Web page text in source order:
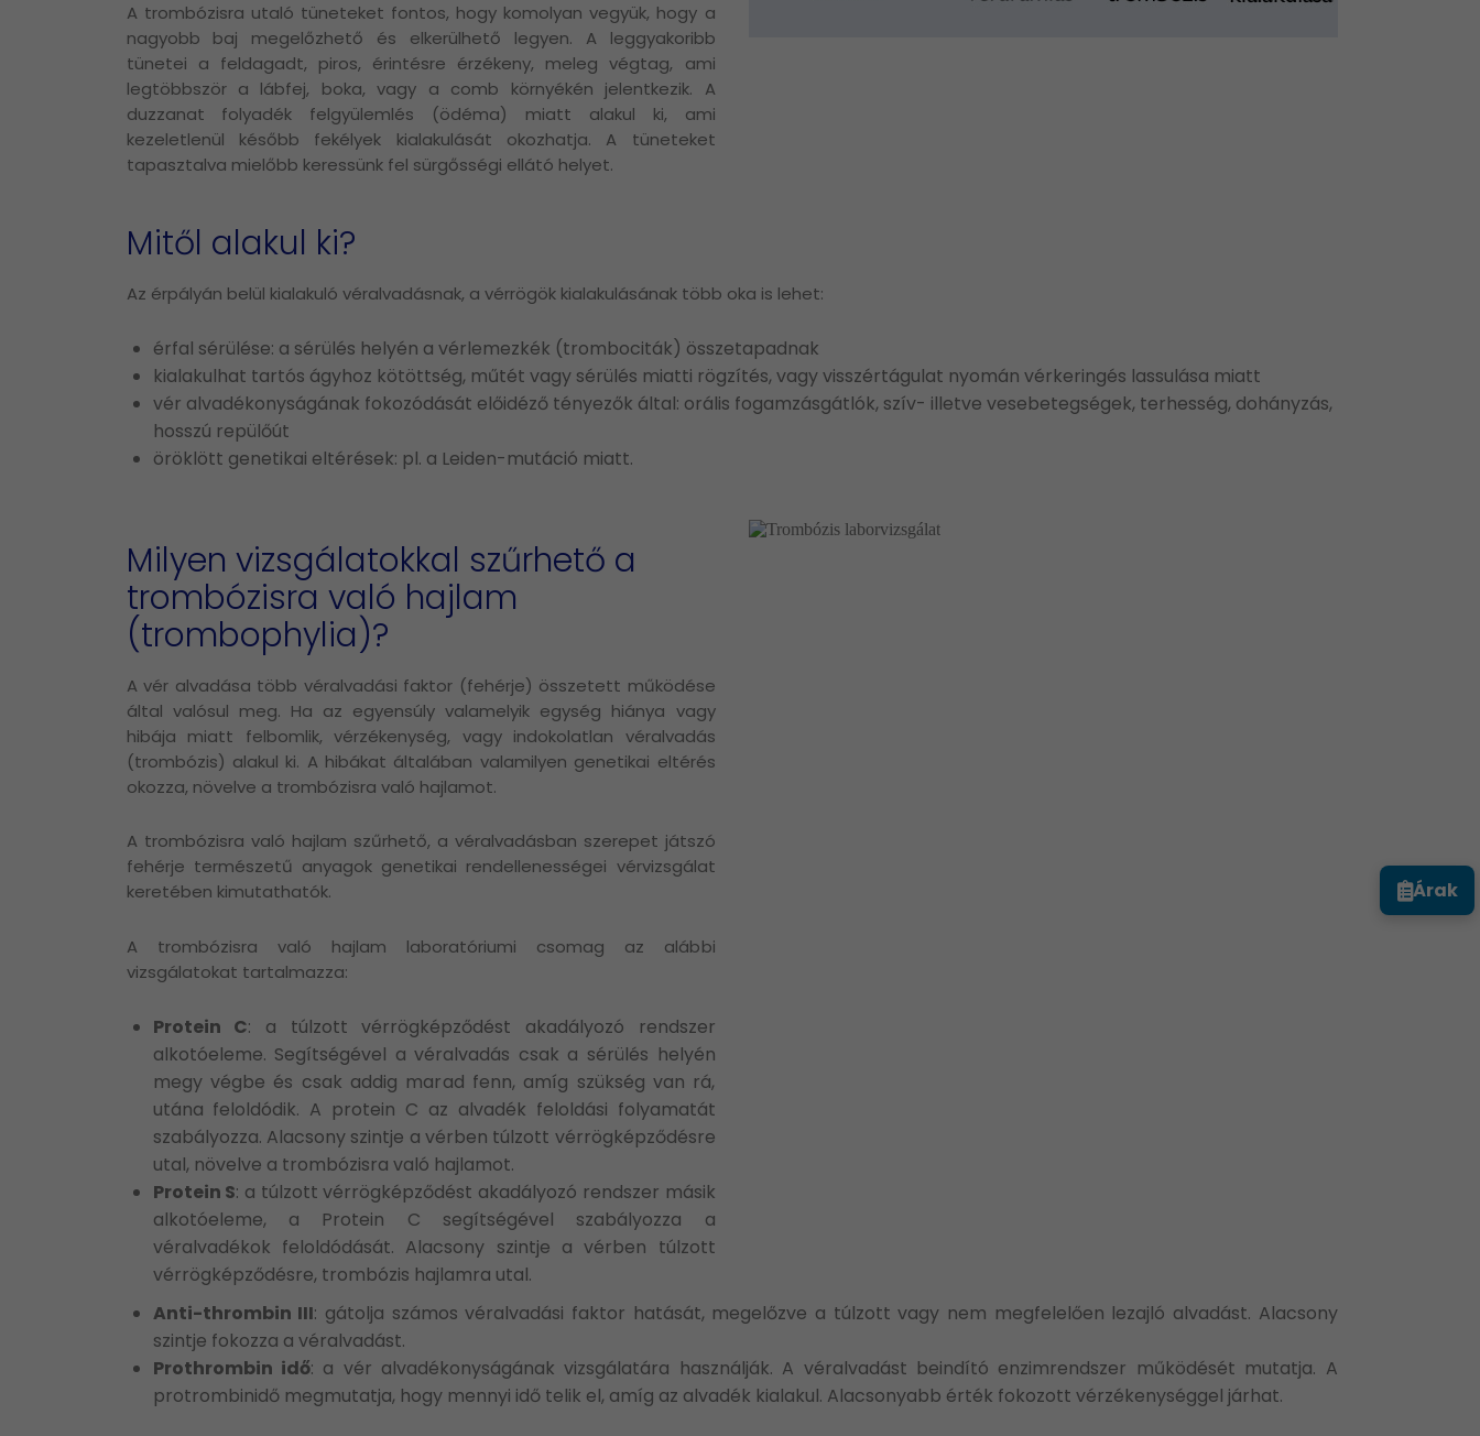
A trombózisra utaló tüneteket fontos, hogy komolyan vegyük, hogy a
nagyobb baj megelőzhető és elkerülhető legyen. A leggyakoribb
tünetei a feldagadt, piros, érintésre érzékeny, meleg végtag, ami
legtöbbször a lábfej, boka, vagy a comb környékén jelentkezik. A
duzzanat folyadék felgyülemlés (ödéma) miatt alakul ki, ami
kezeletlenül később fekélyek kialakulását okozhatja. A tüneteket
tapasztalva mielőbb keressünk fel sürgősségi ellátó helyet.
Mitől alakul ki?
Az érpályán belül kialakuló véralvadásnak, a vérrögök kialakulásának több oka is lehet:
érfal sérülése: a sérülés helyén a vérlemezkék (trombociták) összetapadnak
kialakulhat tartós ágyhoz kötöttség, műtét vagy sérülés miatti rögzítés, vagy visszértágulat nyomán vérkeringés lassulása miatt
vér alvadékonyságának fokozódását előidéző tényezők által: orális fogamzásgátlók, szív- illetve vesebetegségek, terhesség, dohányzás,
hosszú repülőút
öröklött genetikai eltérések: pl. a Leiden-mutáció miatt.
Milyen vizsgálatokkal szűrhető a
trombózisra való hajlam
(trombophylia)?
A vér alvadása több véralvadási faktor (fehérje) összetett működése
által valósul meg. Ha az egyensúly valamelyik egység hiánya vagy
hibája miatt felbomlik, vérzékenység, vagy indokolatlan véralvadás
(trombózis) alakul ki. A hibákat általában valamilyen genetikai eltérés
okozza, növelve a trombózisra való hajlamot.
A trombózisra való hajlam szűrhető, a véralvadásban szerepet játszó
fehérje természetű anyagok genetikai rendellenességei vérvizsgálat
keretében kimutathatók.
A trombózisra való hajlam laboratóriumi csomag az alábbi
vizsgálatokat tartalmazza:
Protein C: a túlzott vérrögképződést akadályozó rendszer
alkotóeleme. Segítségével a véralvadás csak a sérülés helyén
megy végbe és csak addig marad fenn, amíg szükség van rá,
utána feloldódik. A protein C az alvadék feloldási folyamatát
szabályozza. Alacsony szintje a vérben túlzott vérrögképződésre
utal, növelve a trombózisra való hajlamot.
Protein S: a túlzott vérrögképződést akadályozó rendszer másik
alkotóeleme, a Protein C segítségével szabályozza a
véralvadékok feloldódását. Alacsony szintje a vérben túlzott
vérrögképződésre, trombózis hajlamra utal.
Anti-thrombin III: gátolja számos véralvadási faktor hatását, megelőzve a túlzott vagy nem megfelelően lezajló alvadást. Alacsony
szintje fokozza a véralvadást.
Prothrombin idő: a vér alvadékonyságának vizsgálatára használják. A véralvadást beindító enzimrendszer működését mutatja. A
protrombinidő megmutatja, hogy mennyi idő telik el, amíg az alvadék kialakul. Alacsonyabb érték fokozott vérzékenységgel járhat.
Árak